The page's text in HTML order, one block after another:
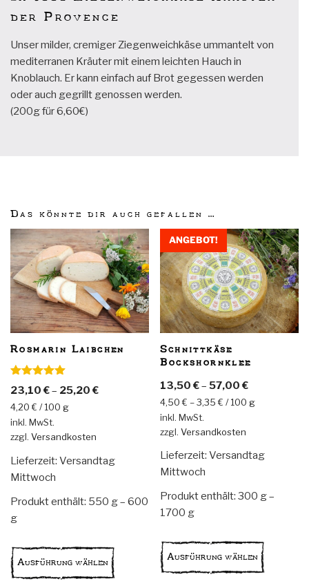
der Provence
Unser milder, cremiger Ziegenweichkäse ummantelt von
mediterranen Kräuter mit einem leichten Hauch in
Knoblauch. Er kann einfach auf Brot gegessen werden
oder auch gegrillt genossen werden.
(200g für 6,60€)
Das könnte dir auch gefallen …
Rosmarin Laibchen
Bewertet
mit5.00
von 5
23,10 €– 25,20 €
4,20€ /100 g
inkl. MwSt.
zzgl. Versandkosten
Lieferzeit: Versandtag
Mittwoch
Produkt enthält: 550 g– 600
g
Ausführung wählen
ANGEBOT!
Schnittkäse
Bockshornklee
13,50€–57,00€
4,50€ –3,35€ /100 g
inkl. MwSt.
zzgl.Versandkosten
Lieferzeit:Versandtag
Mittwoch
Produkt enthält: 300 g–
1700 g
Ausführung wählen